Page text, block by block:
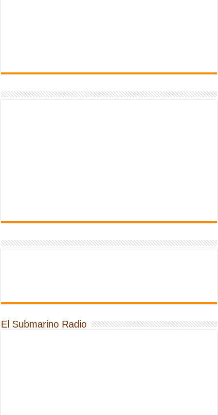
El Submarino Radio